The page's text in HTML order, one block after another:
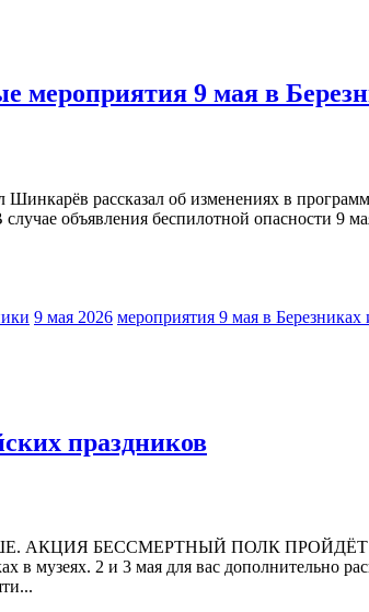
мероприятия 9 мая в
Шинкарёв рассказал об изменениях в
объявления беспилотной опасности 9
9 мая 2026 мероприятия 9 мая в Березниках
праздников
БЕССМЕРТНЫЙ ПОЛК ПРОЙДЁТ В
в музеях. 2 и 3 мая для вас дополнительно